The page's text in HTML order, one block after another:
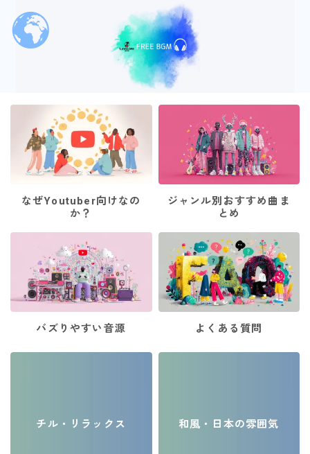
なぜYoutuber向けなの
か？
ジャンル別おすすめ曲ま
とめ
バズりやすい音源 よくある質問
チル・リラックス 和風・日本の雰囲気